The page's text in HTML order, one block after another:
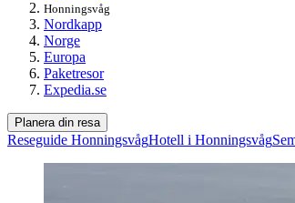
Honningsvåg
Nordkapp
Norge
Europa
Paketresor
Expedia.se
Planera din resa
Reseguide HonningsvågHotell i Honningsvåg